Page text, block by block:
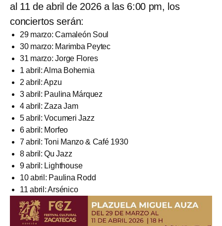
al 11 de abril de 2026 a las 6:00 pm, los
conciertos serán:
29 marzo: Camaleón Soul
30 marzo: Marimba Peytec
31 marzo: Jorge Flores
1 abril: Alma Bohemia
2 abril: Apzu
3 abril: Paulina Márquez
4 abril: Zaza Jam
5 abril: Vocumeri Jazz
6 abril: Morfeo
7 abril: Toni Manzo & Café 1930
8 abril: Qu Jazz
9 abril: Lighthouse
10 abril: Paulina Rodd
11 abril: Arsénico